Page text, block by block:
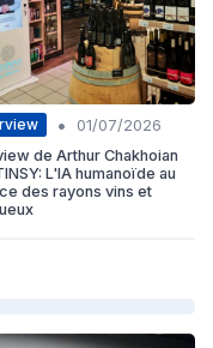
•
01/07/2026
de Arthur Chakhoian
L'IA humanoïde au
des rayons vins et